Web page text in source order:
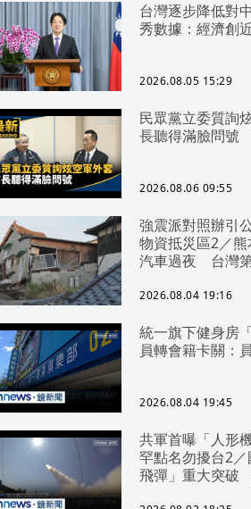
台灣逐步降低對
秀數據：經濟創
2026.08.05 15:29
民眾黨立委質詢
長聽得滿臉問號
2026.08.06 09:55
強震派對照辦引
物資抵災區2／
汽車過夜 台灣
2026.08.04 19:16
統一旗下健身房
員轉會籍卡關：
2026.08.04 19:45
共軍首曝「人形
罕點名勿擾台2
飛彈」重大突破